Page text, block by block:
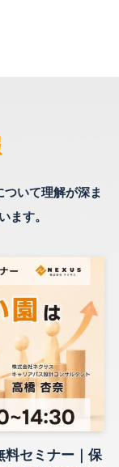
いて理解が深ま
ます。
料セミナー｜保